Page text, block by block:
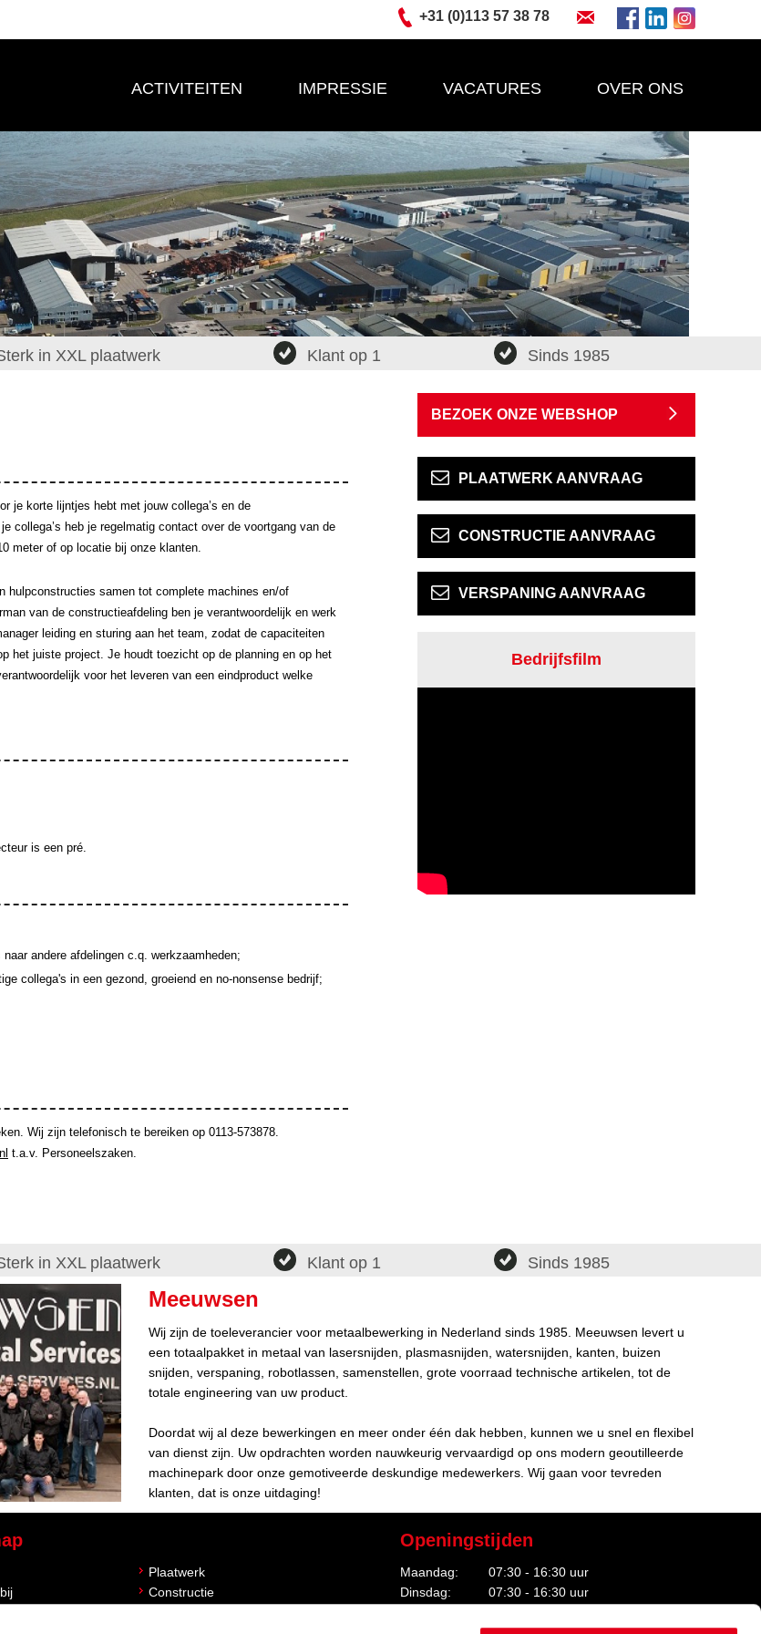
+31 (0)113 57 38 78
ACTIVITEITEN IMPRESSIE VACATURES OVER ONS
in XXL plaatwerk Klant op 1 Sinds 1985
je korte lijntjes hebt met jouw collega’s en de
collega’s heb je regelmatig contact over de voortgang van de
meter of op locatie bij onze klanten.
hulpconstructies samen tot complete machines en/of
van de constructieafdeling ben je verantwoordelijk en werk
leiding en sturing aan het team, zodat de capaciteiten
het juiste project. Je houdt toezicht op de planning en op het
voor het leveren van een eindproduct welke
is een pré.
andere afdelingen c.q. werkzaamheden;
collega's in een gezond, groeiend en no-nonsense bedrijf;
Wij zijn telefonisch te bereiken op 0113-573878.
t.a.v. Personeelszaken.
BEZOEK ONZE WEBSHOP
PLAATWERK AANVRAAG
CONSTRUCTIE AANVRAAG
VERSPANING AANVRAAG
Bedrijfsfilm
in XXL plaatwerk Klant op 1 Sinds 1985
Meeuwsen
Wij zijn de toeleverancier voor metaalbewerking in Nederland sinds 1985. Meeuwsen levert u
een totaalpakket in metaal van lasersnijden, plasmasnijden, watersnijden, kanten, buizen
snijden, verspaning, robotlassen, samenstellen, grote voorraad technische artikelen, tot de
totale engineering van uw product.
Doordat wij al deze bewerkingen en meer onder één dak hebben, kunnen we u snel en flexibel
van dienst zijn. Uw opdrachten worden nauwkeurig vervaardigd op ons modern geoutilleerde
machinepark door onze gemotiveerde deskundige medewerkers. Wij gaan voor tevreden
klanten, dat is onze uitdaging!
Plaatwerk
Constructie
Openingstijden
Maandag:
07:30 - 16:30 uur
Dinsdag:
07:30 - 16:30 uur